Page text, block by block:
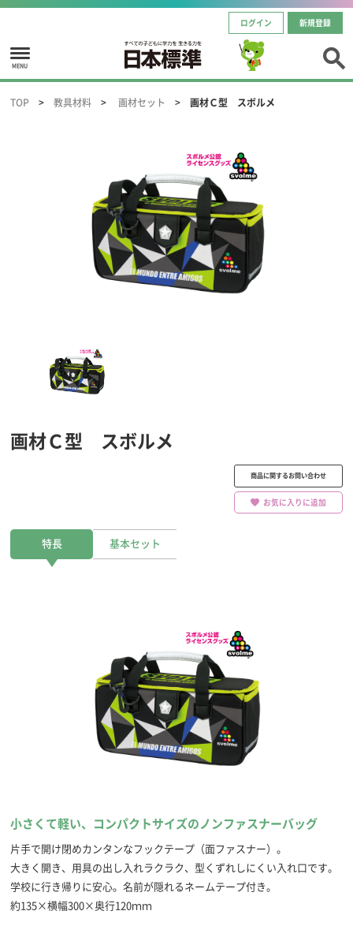
ログイン 新規登録
MENU
TOP 教具材料 画材セット 画材Ｃ型 スボルメ
画材Ｃ型 スボルメ
商品に関するお問い合わせ
お気に入りに追加
特長 基本セット
小さくて軽い、コンパクトサイズのノンファスナーバッグ
片手で開け閉めカンタンなフックテープ（面ファスナー）。
大きく開き、用具の出し入れラクラク、型くずれしにくい入れ口です。
学校に行き帰りに安心。名前が隠れるネームテープ付き。
約135×横幅300×奥行120ｍｍ